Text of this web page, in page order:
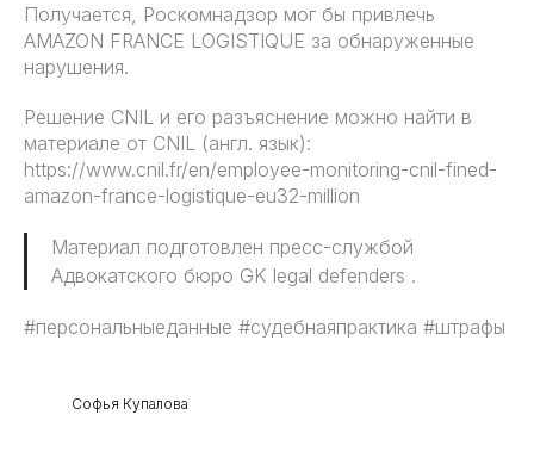
Получается, Роскомнадзор мог бы привлечь
AMAZON FRANCE LOGISTIQUE за обнаруженные
нарушения.
Решение CNIL и его разъяснение можно найти в
материале от CNIL (англ. язык):
https://www.cnil.fr/en/employee-monitoring-cnil-fined-
amazon-france-logistique-eu32-million
Материал подготовлен пресс-службой
Адвокатского бюро GK legal defenders .
#персональныеданные #судебнаяпрактика #штрафы
Софья Купалова